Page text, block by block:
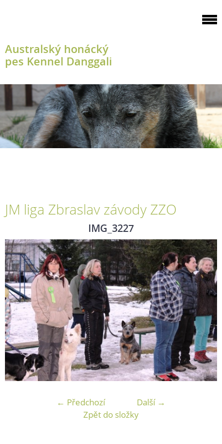
Australský honácký
pes Kennel Danggali
JM liga Zbraslav závody ZZO
IMG_3227
← Předchozí
Další →
Zpět do složky